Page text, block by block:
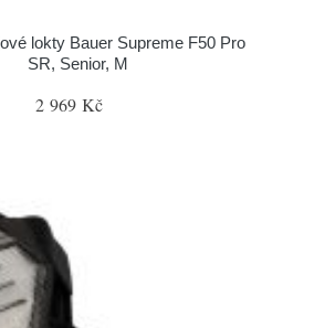
lokty Bauer Supreme F50 Pro
SR, Senior, M
2 969 Kč